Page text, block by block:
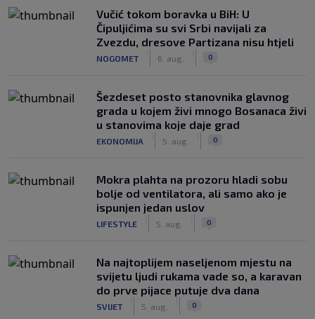
Vučić tokom boravka u BiH: U
Čipuljićima su svi Srbi navijali za
Zvezdu, dresove Partizana nisu htjeli
NOGOMET 6. aug. 0
Šezdeset posto stanovnika glavnog
grada u kojem živi mnogo Bosanaca živi
u stanovima koje daje grad
EKONOMIJA 5. aug. 0
Mokra plahta na prozoru hladi sobu
bolje od ventilatora, ali samo ako je
ispunjen jedan uslov
LIFESTYLE 5. aug. 0
Na najtoplijem naseljenom mjestu na
svijetu ljudi rukama vade so, a karavan
do prve pijace putuje dva dana
SVIJET 5. aug. 0